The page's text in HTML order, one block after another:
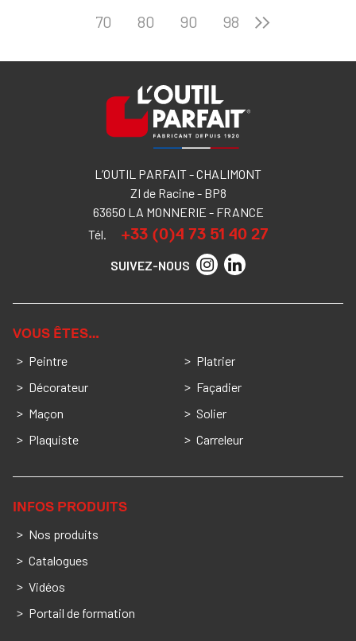
70
80 90 98
L’OUTIL PARFAIT - CHALIMONT
ZI de Racine - BP8
63650 LA MONNERIE - FRANCE
Tél.
+33 (0)4 73 51 40 27
SUIVEZ-NOUS
VOUS ÊTES…
Peintre
Décorateur
Maçon
Plaquiste
Platrier
Façadier
Solier
Carreleur
INFOS PRODUITS
Nos produits
Catalogues
Vidéos
Portail de formation